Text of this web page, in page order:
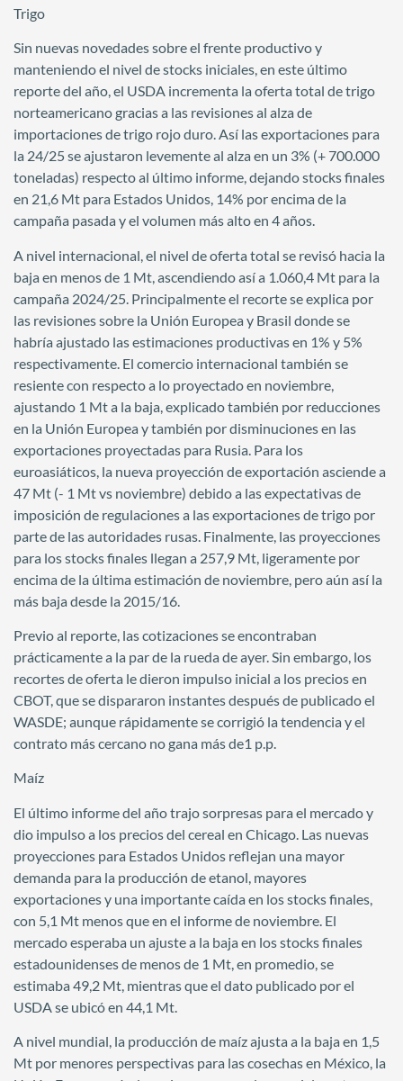
Trigo
Sin nuevas novedades sobre el frente productivo y
manteniendo el nivel de stocks iniciales, en este último
reporte del año, el USDA incrementa la oferta total de trigo
norteamericano gracias a las revisiones al alza de
importaciones de trigo rojo duro. Así las exportaciones para
la 24/25 se ajustaron levemente al alza en un 3% (+ 700.000
toneladas) respecto al último informe, dejando stocks finales
en 21,6 Mt para Estados Unidos, 14% por encima de la
campaña pasada y el volumen más alto en 4 años.
A nivel internacional, el nivel de oferta total se revisó hacia la
baja en menos de 1 Mt, ascendiendo así a 1.060,4 Mt para la
campaña 2024/25. Principalmente el recorte se explica por
las revisiones sobre la Unión Europea y Brasil donde se
habría ajustado las estimaciones productivas en 1% y 5%
respectivamente. El comercio internacional también se
resiente con respecto a lo proyectado en noviembre,
ajustando 1 Mt a la baja, explicado también por reducciones
en la Unión Europea y también por disminuciones en las
exportaciones proyectadas para Rusia. Para los
euroasiáticos, la nueva proyección de exportación asciende a
47 Mt (- 1 Mt vs noviembre) debido a las expectativas de
imposición de regulaciones a las exportaciones de trigo por
parte de las autoridades rusas. Finalmente, las proyecciones
para los stocks finales llegan a 257,9 Mt, ligeramente por
encima de la última estimación de noviembre, pero aún así la
más baja desde la 2015/16.
Previo al reporte, las cotizaciones se encontraban
prácticamente a la par de la rueda de ayer. Sin embargo, los
recortes de oferta le dieron impulso inicial a los precios en
CBOT, que se dispararon instantes después de publicado el
WASDE; aunque rápidamente se corrigió la tendencia y el
contrato más cercano no gana más de1 p.p.
Maíz
El último informe del año trajo sorpresas para el mercado y
dio impulso a los precios del cereal en Chicago. Las nuevas
proyecciones para Estados Unidos reflejan una mayor
demanda para la producción de etanol, mayores
exportaciones y una importante caída en los stocks finales,
con 5,1 Mt menos que en el informe de noviembre. El
mercado esperaba un ajuste a la baja en los stocks finales
estadounidenses de menos de 1 Mt, en promedio, se
estimaba 49,2 Mt, mientras que el dato publicado por el
USDA se ubicó en 44,1 Mt.
A nivel mundial, la producción de maíz ajusta a la baja en 1,5
Mt por menores perspectivas para las cosechas en México, la